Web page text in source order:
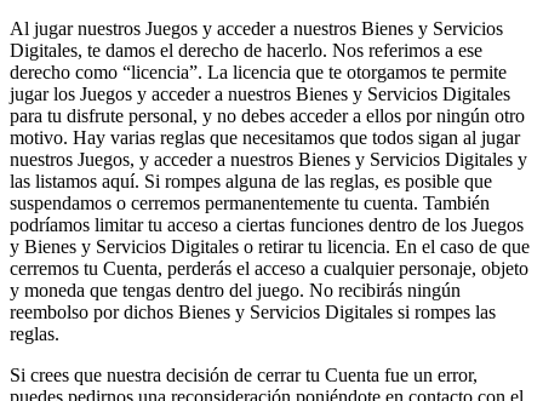
Al jugar nuestros Juegos y acceder a nuestros Bienes y Servicios
Digitales, te damos el derecho de hacerlo. Nos referimos a ese
derecho como “licencia”. La licencia que te otorgamos te permite
jugar los Juegos y acceder a nuestros Bienes y Servicios Digitales
para tu disfrute personal, y no debes acceder a ellos por ningún otro
motivo. Hay varias reglas que necesitamos que todos sigan al jugar
nuestros Juegos, y acceder a nuestros Bienes y Servicios Digitales y
las listamos aquí. Si rompes alguna de las reglas, es posible que
suspendamos o cerremos permanentemente tu cuenta. También
podríamos limitar tu acceso a ciertas funciones dentro de los Juegos
y Bienes y Servicios Digitales o retirar tu licencia. En el caso de que
cerremos tu Cuenta, perderás el acceso a cualquier personaje, objeto
y moneda que tengas dentro del juego. No recibirás ningún
reembolso por dichos Bienes y Servicios Digitales si rompes las
reglas.
Si crees que nuestra decisión de cerrar tu Cuenta fue un error,